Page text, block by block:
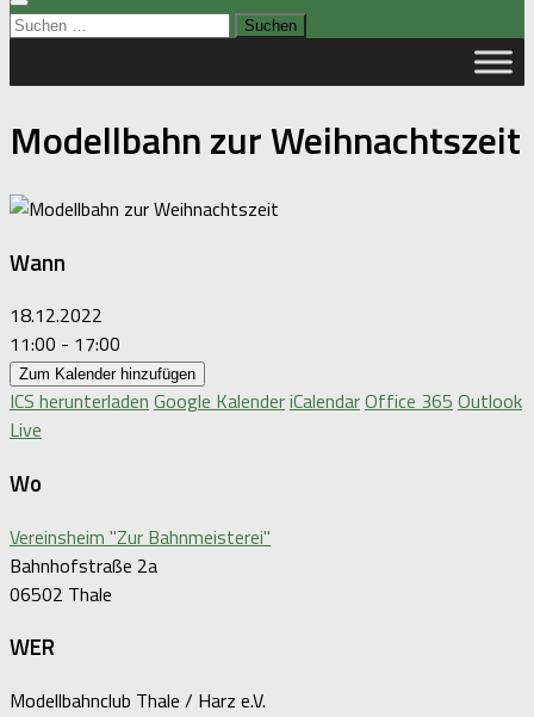
Suchen
Modellbahn zur Weihnachtszeit
Wann
18.12.2022
11:00 - 17:00
Zum Kalender hinzufügen
ICS herunterladen Google KalenderiCalendarOffice 365 Outlook
Live
Wo
Vereinsheim "Zur Bahnmeisterei"
Bahnhofstraße 2a
06502 Thale
WER
Modellbahnclub Thale / Harz e.V.